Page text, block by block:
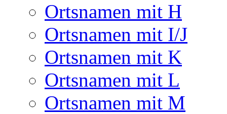
Ortsnamen mit H
Ortsnamen mit I/J
Ortsnamen mit K
Ortsnamen mit L
Ortsnamen mit M